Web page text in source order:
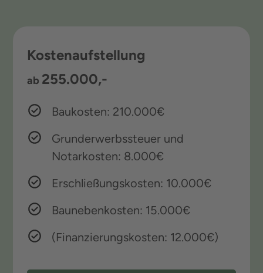
Kostenaufstellung
ab 255.000,-
Baukosten: 210.000€
Grunderwerbssteuer und
Notarkosten: 8.000€
Erschließungskosten: 10.000€
Baunebenkosten: 15.000€
(Finanzierungskosten: 12.000€)